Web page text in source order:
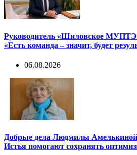
Руководитель «Шиловское
«Есть команда – значит, будет
06.08.2026
Добрые дела Людмилы Амелькиной
Истья помогают сохранять